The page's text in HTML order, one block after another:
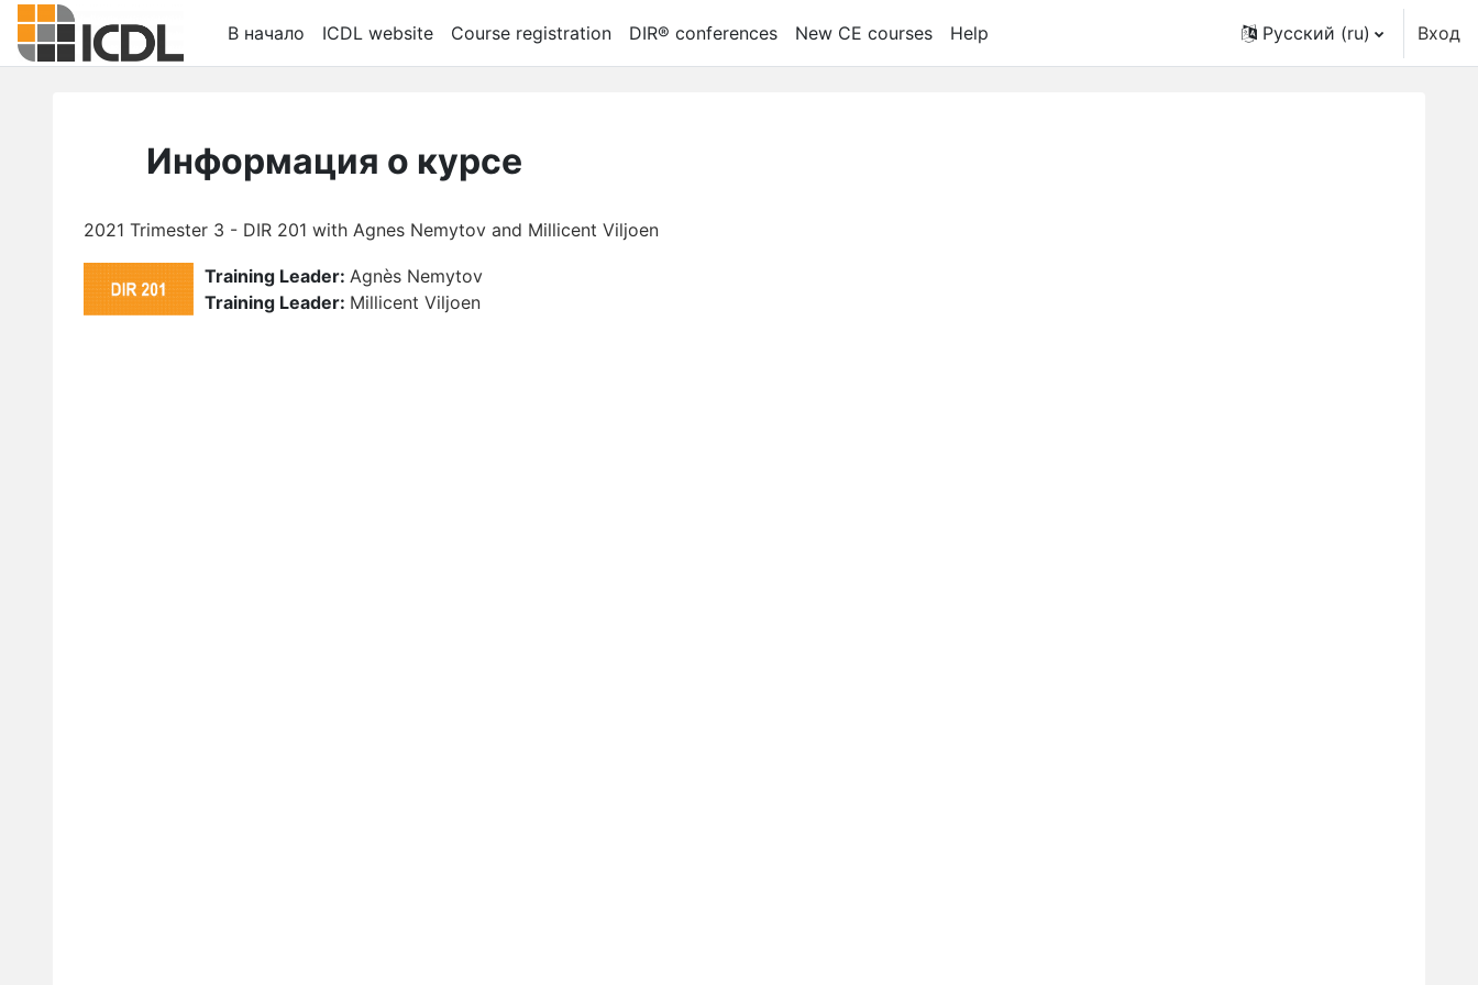
Перейти к основному содержанию
В начало
ICDL website Course registration DIR® conferences New CE courses Help Русский ‎(ru)‎ Вход
Информация о курсе
2021 Trimester 3 - DIR 201 with Agnes Nemytov and Millicent Viljoen
Training Leader: Agnès Nemytov
Training Leader: Millicent Viljoen